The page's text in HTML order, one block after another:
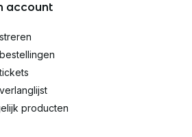
account
producten